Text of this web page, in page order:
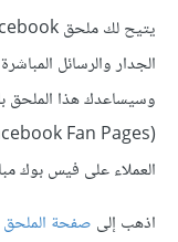
الجدار والرسائل
وسيساعدك هذا الملحق
العملاء على فيس بوك
اذهب إلى صفحة الملحق Tickets from Facebook